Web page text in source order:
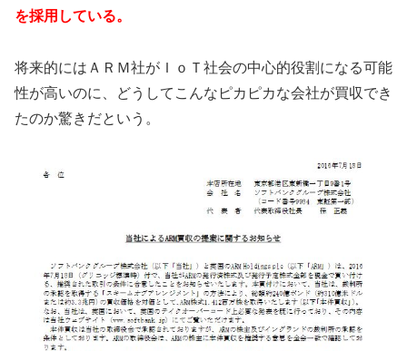
を採用している。
将来的にはＡＲＭ社がＩｏＴ社会の中心的役割になる可能
性が高いのに、どうしてこんなピカピカな会社が買収でき
たのか驚きだという。